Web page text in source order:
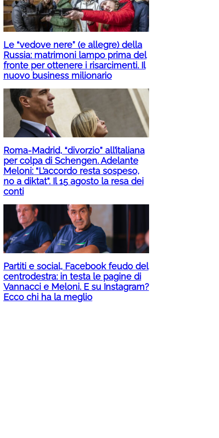
Le “vedove nere” (e allegre) della
Russia: matrimoni lampo prima del
fronte per ottenere i risarcimenti. Il
nuovo business milionario
Roma-Madrid, “divorzio” all’italiana
per colpa di Schengen. Adelante
Meloni: “L’accordo resta sospeso,
no a diktat”. Il 15 agosto la resa dei
conti
Partiti e social, Facebook feudo del
centrodestra: in testa le pagine di
Vannacci e Meloni. E su Instagram?
Ecco chi ha la meglio